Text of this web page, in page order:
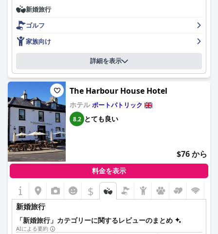
新婚旅行
ゴルフ
家族向け
詳細を表示
The Harbour House Hotel
ホテルポートパトリック
8.2 とても良い
$76 から
料金を表示
$
新婚旅行
「新婚旅行」カテゴリーに関するレビューのまとめ
AIによる要約